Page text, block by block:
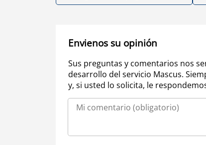
Envienos su opinión
Sus preguntas y comentarios nos
desarrollo del servicio Mascus.
y, si usted lo solicita, le